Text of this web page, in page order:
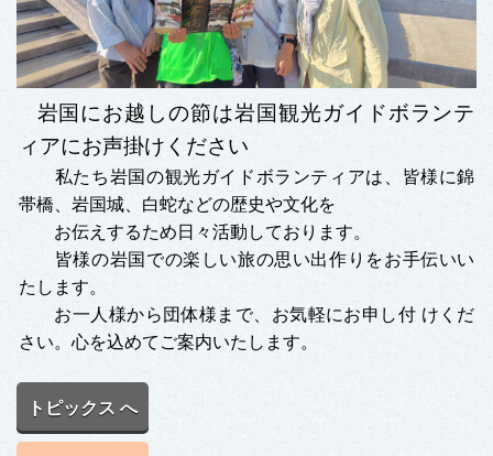
岩国にお越しの節は岩国観光ガイドボランテ
ィアにお声掛けください
私たち岩国の観光ガイドボランティアは、皆様に錦
帯橋、岩国城、白蛇などの歴史や文化を
お伝えするため日々活動しております。
皆様の岩国での楽しい旅の思い出作りをお手伝いい
たします。
お一人様から団体様まで、お気軽にお申し付 けくだ
さい。心を込めてご案内いたします。
トピックス へ